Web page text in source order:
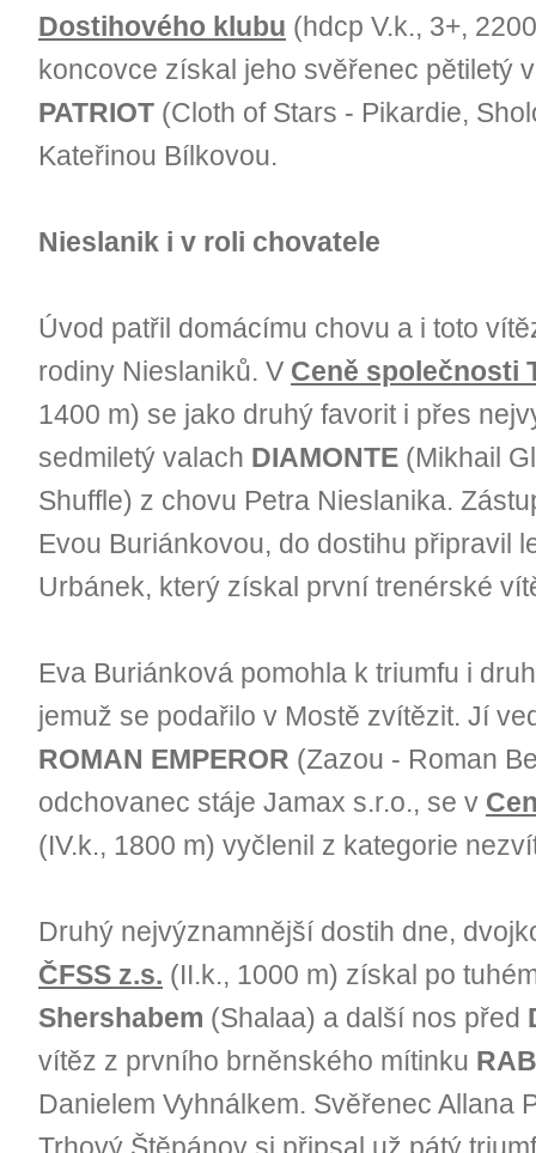
Dostihového klubu (hdcp V.k., 3+,
koncovce získal jeho svěřenec pětiletý
PATRIOT (Cloth of Stars - Pikardie,
Kateřinou Bílkovou.
Nieslanik i v roli chovatele
Úvod patřil domácímu chovu a i toto
rodiny Nieslaniků. V Ceně společnosti
1400 m) se jako druhý favorit i přes
sedmiletý valach DIAMONTE (Mikhail
Shuffle) z chovu Petra Nieslanika.
Evou Buriánkovou, do dostihu připravil
Urbánek, který získal první trenérské
Eva Buriánková pomohla k triumfu i
jemuž se podařilo v Mostě zvítězit. Jí
ROMAN EMPEROR (Zazou - Roman
odchovanec stáje Jamax s.r.o., se v
(IV.k., 1800 m) vyčlenil z kategorie
Druhý nejvýznamnější dostih dne,
ČFSS z.s. (II.k., 1000 m) získal po
Shershabem (Shalaa) a další nos před
vítěz z prvního brněnského mítinku
Danielem Vyhnálkem. Svěřenec Allana